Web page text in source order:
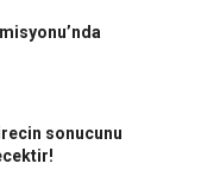
sonucunu